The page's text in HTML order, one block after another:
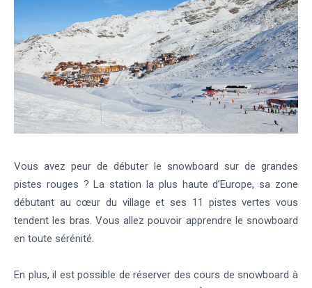
Vous avez peur de débuter le snowboard sur de grandes
pistes rouges ? La station la plus haute d’Europe, sa zone
débutant au cœur du village et ses 11 pistes vertes vous
tendent les bras. Vous allez pouvoir apprendre le snowboard
en toute sérénité.
En plus, il est possible de réserver des cours de snowboard à